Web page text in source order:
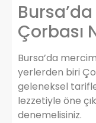
Çorbası
Bursa’da
yerlerden biri
geleneksel
lezzetiyle öne
denemelisiniz.